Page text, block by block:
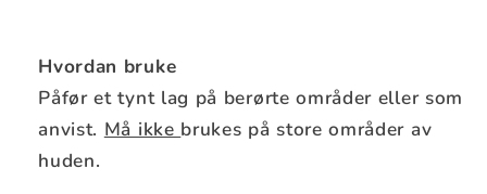
Hvordan bruke
Påfør et tynt lag på berørte områder eller som
anvist. Må ikke brukes på store områder av
huden.